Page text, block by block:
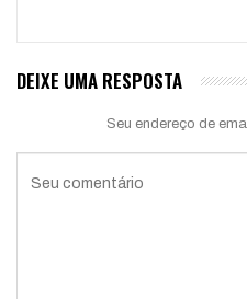
DEIXE UMA RESPOSTA
Seu endereço de